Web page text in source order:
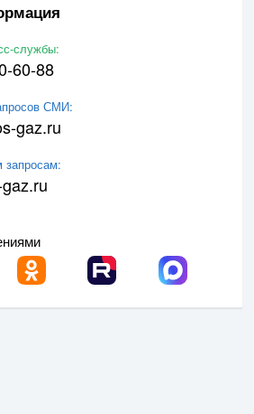
службы:
60-88
СМИ:
gaz.ru
запросам: